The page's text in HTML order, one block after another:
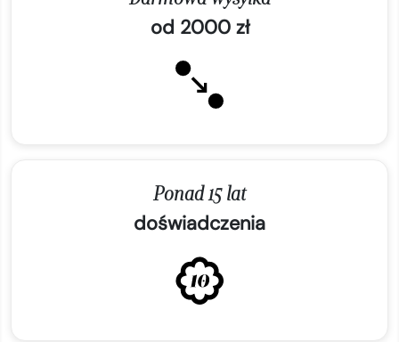
od 2000 zł
Ponad 15 lat
doświadczenia